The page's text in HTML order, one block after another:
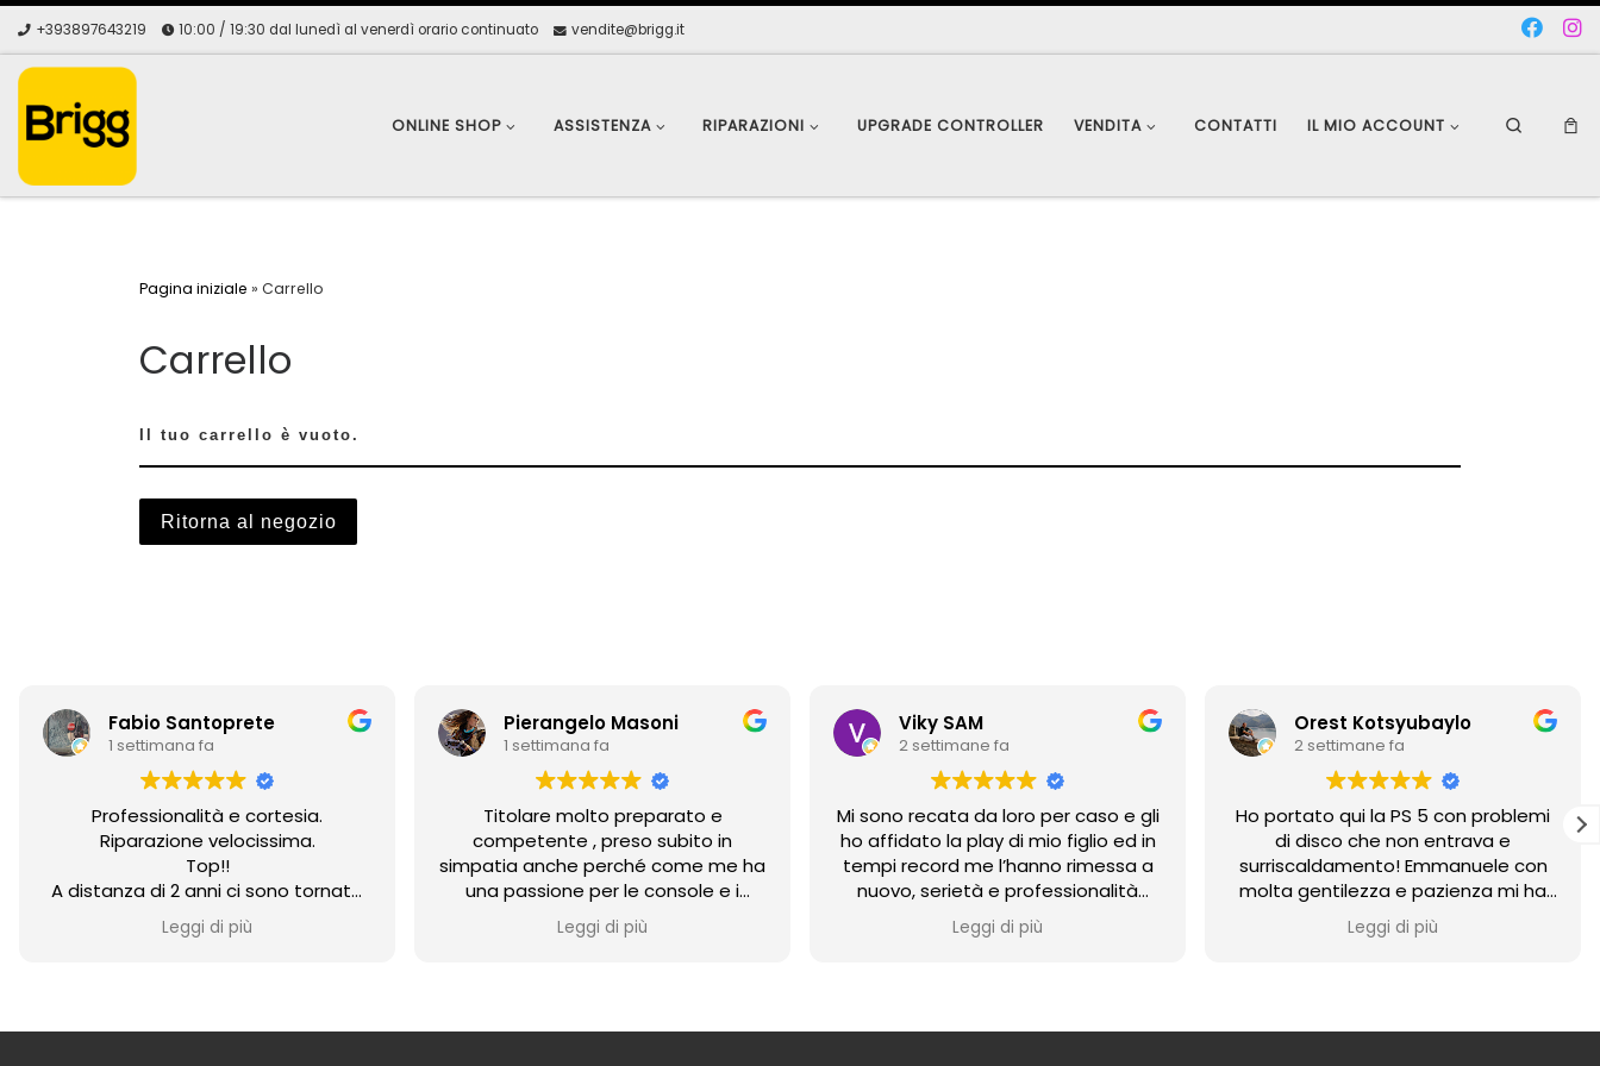
Skip to content
+393897643219 10:00 / 19:30 dal lunedì al venerdì orario continuato vendite@brigg.it
ONLINE SHOP ASSISTENZA RIPARAZIONI UPGRADE CONTROLLER VENDITA CONTATTI IL MIO ACCOUNT Search
Pagina iniziale » Carrello
Carrello
Il tuo carrello è vuoto.
Ritorna al negozio
Fabio Santoprete
1 settimana fa
Professionalità e cortesia.
Riparazione velocissima.
Top!!
A distanza di 2 anni ci sono tornato
nuovamente per un problema su un
joypad ps5... che dire... confermare la
Leggi di più
Pierangelo Masoni
1 settimana fa
Titolare molto preparato e
competente , preso subito in
simpatia anche perché come me ha
una passione per le console e i
videogiochi , ho portato lì la mia
PlayStation perché cominciava a
Leggi di più
Viky SAM
2 settimane fa
Mi sono recata da loro per caso e gli
ho affidato la play di mio figlio ed in
tempi record me l’hanno rimessa a
nuovo, serietà e professionalità
consigliatissimo
Leggi di più
Orest Kotsyubaylo
2 settimane fa
Ho portato qui la PS 5 con problemi
di disco che non entrava e
surriscaldamento! Emmanuele con
molta gentilezza e pazienza mi ha
spiegato subito vari possibilità di
riparazione. E alla fine così e stato!
Leggi di più